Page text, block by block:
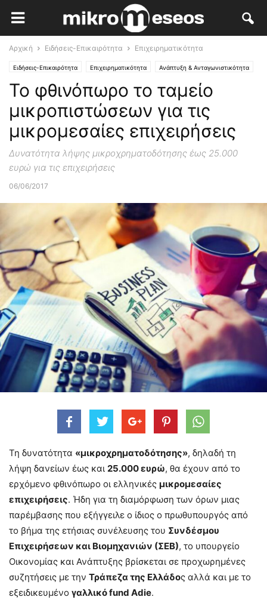
Αρχική Ειδήσεις-Επικαιρότητα Επιχειρηματικότητα
Ειδήσεις-Επικαιρότητα Επιχειρηματικότητα Ανάπτυξη & Ανταγωνιστικότητα
Χρηματοδοτήσεις - ΕΣΠΑ
Το φθινόπωρο το ταμείο
μικροπιστώσεων για τις
μικρομεσαίες επιχειρήσεις
Δυνατότητα λήψης μικροχρηματοδότησης έως 25.000
ευρώ για τις επιχειρήσεις
06/06/2017
Τη δυνατότητα «μικροχρηματοδότησης», δηλαδή τη
λήψη δανείων έως και 25.000 ευρώ, θα έχουν από το
ερχόμενο φθινόπωρο οι ελληνικές μικρομεσαίες
επιχειρήσεις. Ήδη για τη διαμόρφωση των όρων μιας
παρέμβασης που εξήγγειλε ο ίδιος ο πρωθυπουργός από
το βήμα της ετήσιας συνέλευσης του Συνδέσμου
Επιχειρήσεων και Βιομηχανιών (ΣΕΒ), το υπουργείο
Οικονομίας και Ανάπτυξης βρίσκεται σε προχωρημένες
συζητήσεις με την Τράπεζα της Ελλάδος αλλά και με το
εξειδικευμένο γαλλικό fund Adie.